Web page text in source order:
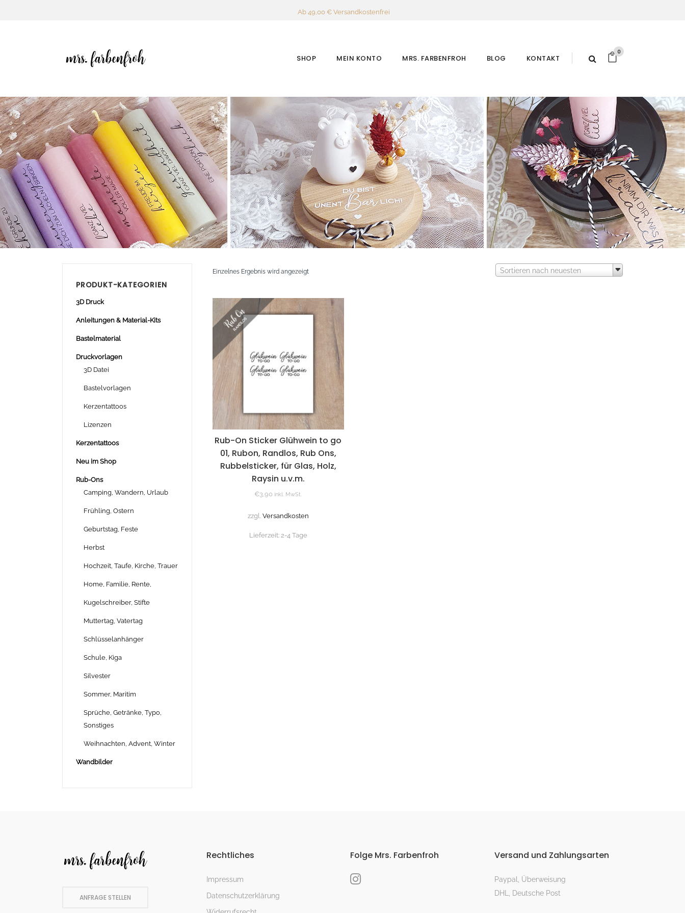
Ab 49,00 € Versandkostenfrei
SHOP MEIN KONTO MRS. FARBENFROH BLOG KONTAKT
0
PRODUKT-KATEGORIEN
3D Druck
Anleitungen & Material-Kits
Bastelmaterial
Druckvorlagen
3D Datei
Bastelvorlagen
Kerzentattoos
Lizenzen
Kerzentattoos
Neu im Shop
Rub-Ons
Camping, Wandern, Urlaub
Frühling, Ostern
Geburtstag, Feste
Herbst
Hochzeit, Taufe, Kirche, Trauer
Home, Familie, Rente,
Kugelschreiber, Stifte
Muttertag, Vatertag
Schlüsselanhänger
Schule, Kiga
Silvester
Sommer, Maritim
Sprüche, Getränke, Typo,
Sonstiges
Weihnachten, Advent, Winter
Wandbilder
Einzelnes Ergebnis wird angezeigt Sortieren nach neuesten
Rub-On Sticker Glühwein to go
01, Rubon, Randlos, Rub Ons,
Rubbelsticker, für Glas, Holz,
Raysin u.v.m.
€3,90 inkl. MwSt.
zzgl. Versandkosten
Lieferzeit: 2-4 Tage
ANFRAGE STELLEN
Rechtliches
Impressum
Datenschutzerklärung
Folge Mrs. Farbenfroh Versand und Zahlungsarten
Paypal, Überweisung
DHL, Deutsche Post